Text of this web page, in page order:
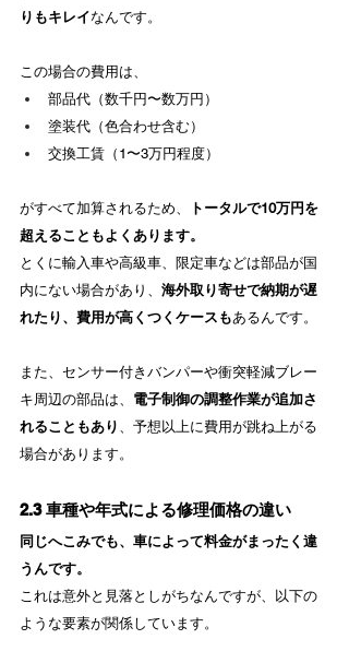
りもキレイなんです。
この場合の費用は、
部品代（数千円〜数万円）
塗装代（色合わせ含む）
交換工賃（1〜3万円程度）
がすべて加算されるため、
トータルで10万円を
超えることもよくあります。
とくに輸入車や高級車、限定車などは部品が国
内にない場合があり、 海外取り寄せで納期が遅
れたり、費用が高くつくケースもあるんです。
また、センサー付きバンパーや衝突軽減ブレー
キ周辺の部品は、 電子制御の調整作業が追加さ
れることもあり 、予想以上に費用が跳ね上がる
場合があります。
2.3 車種や年式による修理価格の違い
同じへこみでも、車によって料金がまったく違
うんです。
これは意外と見落としがちなんですが、以下の
ような要素が関係しています。